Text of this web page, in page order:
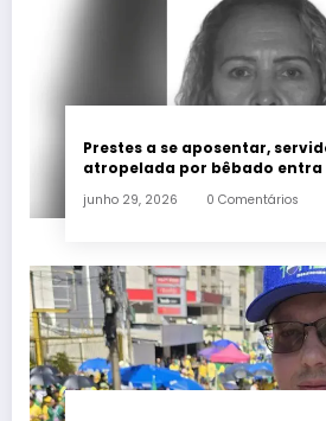
Prestes a se aposentar,
atropelada por bêbado
junho 29, 2026 0 Comentários